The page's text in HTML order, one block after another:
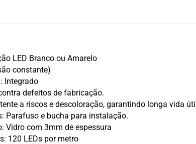
LED Branco ou Amarelo
constante)
Integrado
defeitos de fabricação.
a riscos e descoloração, garantindo longa vida
Parafuso e bucha para instalação.
Vidro com 3mm de espessura
120 LEDs por metro